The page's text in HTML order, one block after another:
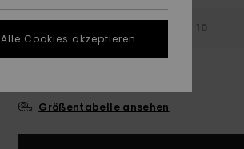
10
Größentabelle ansehen
Alle Cookies akzeptieren